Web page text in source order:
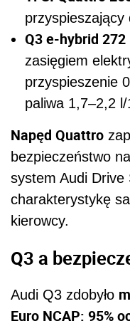
Q3 e-hybrid 272
zasięgiem
przyspieszenie
paliwa 1,7–2,2
Napęd Quattro
bezpieczeństwo
system Audi Drive
charakterystykę
kierowcy.
Q3 a
Audi Q3 zdobyło
Euro NCAP: 95%